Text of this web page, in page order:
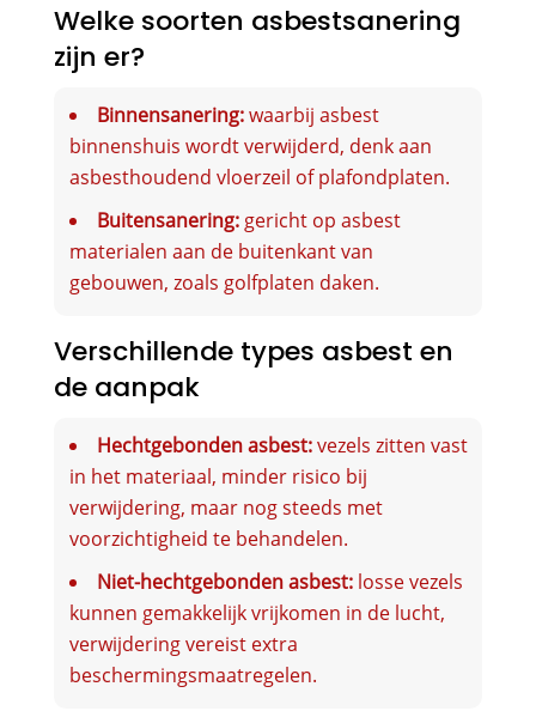
Welke soorten asbestsanering
zijn er?
Binnensanering:waarbij asbest
binnenshuis wordt verwijderd, denk aan
asbesthoudend vloerzeil of plafondplaten.
Buitensanering:gericht op asbest
materialen aan de buitenkant van
gebouwen, zoals golfplaten daken.
Verschillende types asbest en
de aanpak
Hechtgebonden asbest:vezels zitten vast
in het materiaal, minder risico bij
verwijdering, maar nog steeds met
voorzichtigheid te behandelen.
Niet-hechtgebonden asbest:losse vezels
kunnen gemakkelijk vrijkomen in de lucht,
verwijdering vereist extra
beschermingsmaatregelen.